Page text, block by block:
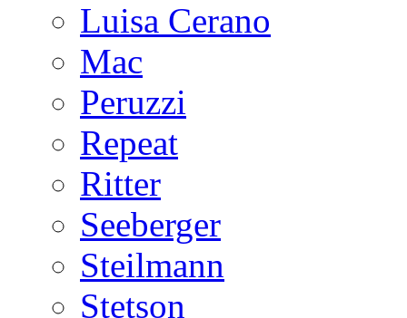
Luisa Cerano
Mac
Peruzzi
Repeat
Ritter
Seeberger
Steilmann
Stetson